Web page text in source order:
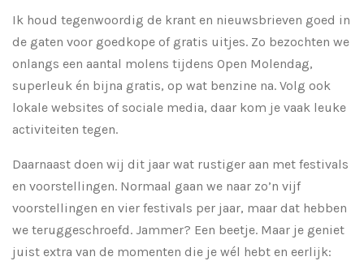
Ik houd tegenwoordig de krant en nieuwsbrieven goed in
de gaten voor goedkope of gratis uitjes. Zo bezochten we
onlangs een aantal molens tijdens Open Molendag,
superleuk én bijna gratis, op wat benzine na. Volg ook
lokale websites of sociale media, daar kom je vaak leuke
activiteiten tegen.
Daarnaast doen wij dit jaar wat rustiger aan met festivals
en voorstellingen. Normaal gaan we naar zo’n vijf
voorstellingen en vier festivals per jaar, maar dat hebben
we teruggeschroefd. Jammer? Een beetje. Maar je geniet
juist extra van de momenten die je wél hebt en eerlijk: